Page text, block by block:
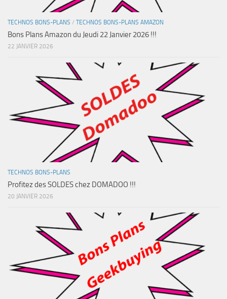
TECHNOS BONS-PLANS / TECHNOS BONS-PLANS AMAZON
Bons Plans Amazon du Jeudi 22 Janvier 2026 !!!
22 JANVIER 2026
TECHNOS BONS-PLANS
Profitez des SOLDES chez DOMADOO !!!
20 JANVIER 2026